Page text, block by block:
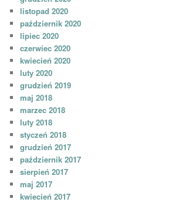
listopad 2020
październik 2020
lipiec 2020
czerwiec 2020
kwiecień 2020
luty 2020
grudzień 2019
maj 2018
marzec 2018
luty 2018
styczeń 2018
grudzień 2017
październik 2017
sierpień 2017
maj 2017
kwiecień 2017